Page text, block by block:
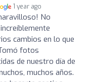
1 year ago
No
cambios en lo que
fotos
de nuestro día de
muchos años.